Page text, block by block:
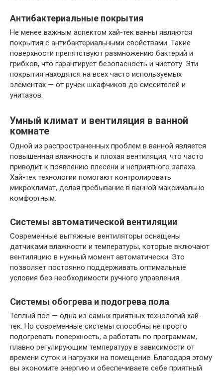
Антибактериальные покрытия
Не менее важным аспектом хай-тек ванны являются
покрытия с антибактериальными свойствами. Такие
поверхности препятствуют размножению бактерий и
грибков, что гарантирует безопасность и чистоту. Эти
покрытия находятся на всех часто используемых
элементах — от ручек шкафчиков до смесителей и
унитазов.
Умный климат и вентиляция в ванной
комнате
Одной из распространенных проблем в ванной является
повышенная влажность и плохая вентиляция, что часто
приводит к появлению плесени и неприятного запаха.
Хай-тек технологии помогают контролировать
микроклимат, делая пребывание в ванной максимально
комфортным.
Системы автоматической вентиляции
Современные вытяжные вентиляторы оснащены
датчиками влажности и температуры, которые включают
вентиляцию в нужный момент автоматически. Это
позволяет постоянно поддерживать оптимальные
условия без необходимости ручного управления.
Системы обогрева и подогрева пола
Теплый пол — одна из самых приятных технологий хай-
тек. Но современные системы способны не просто
подогревать поверхность, а работать по программам,
плавно регулирующим температуру в зависимости от
времени суток и нагрузки на помещение. Благодаря этому
вы экономите энергию и обеспечиваете себе приятный